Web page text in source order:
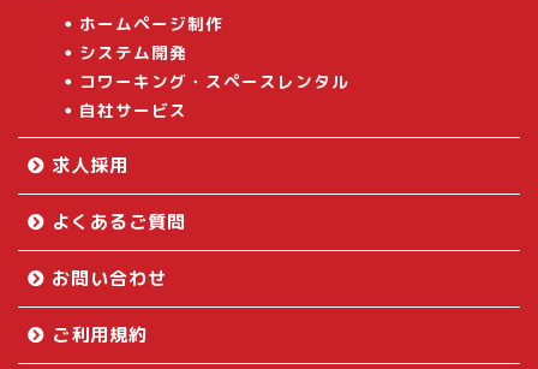
ホームページ制作
システム開発
コワーキング・スペースレンタル
自社サービス
求人採用
よくあるご質問
お問い合わせ
ご利用規約